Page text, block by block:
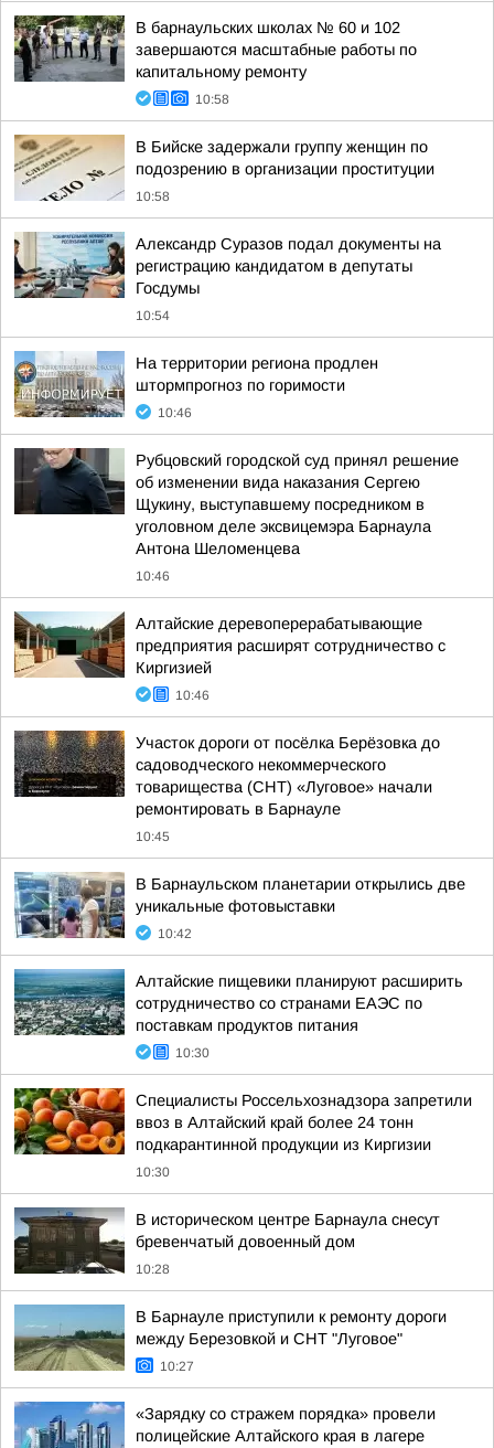
В барнаульских школах № 60 и 102
завершаются масштабные работы по
капитальному ремонту
10:58
В Бийске задержали группу женщин по
подозрению в организации проституции
10:58
Александр Суразов подал документы на
регистрацию кандидатом в депутаты
Госдумы
10:54
На территории региона продлен
штормпрогноз по горимости
10:46
Рубцовский городской суд принял решение
об изменении вида наказания Сергею
Щукину, выступавшему посредником в
уголовном деле эксвицемэра Барнаула
Антона Шеломенцева
10:46
Алтайские деревоперерабатывающие
предприятия расширят сотрудничество с
Киргизией
10:46
Участок дороги от посёлка Берёзовка до
садоводческого некоммерческого
товарищества (СНТ) «Луговое» начали
ремонтировать в Барнауле
10:45
В Барнаульском планетарии открылись две
уникальные фотовыставки
10:42
Алтайские пищевики планируют расширить
сотрудничество со странами ЕАЭС по
поставкам продуктов питания
10:30
Специалисты Россельхознадзора запретили
ввоз в Алтайский край более 24 тонн
подкарантинной продукции из Киргизии
10:30
В историческом центре Барнаула снесут
бревенчатый довоенный дом
10:28
В Барнауле приступили к ремонту дороги
между Березовкой и СНТ "Луговое"
10:27
«Зарядку со стражем порядка» провели
полицейские Алтайского края в лагере